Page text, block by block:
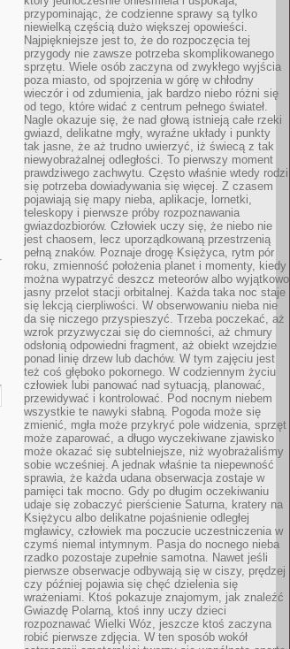
przypominając, że codzienne sprawy są tylko
niewielką częścią dużo większej opowieści.
Najpiękniejsze jest to, że do rozpoczęcia tej
przygody nie zawsze potrzeba skomplikowanego
sprzętu. Wiele osób zaczyna od zwykłego wyjścia
poza miasto, od spojrzenia w górę w chłodny
wieczór i od zdumienia, jak bardzo niebo różni się
od tego, które widać z centrum pełnego świateł.
Nagle okazuje się, że nad głową istnieją całe rzeki
gwiazd, delikatne mgły, wyraźne układy i punkty
tak jasne, że aż trudno uwierzyć, iż świecą z tak
niewyobrażalnej odległości. To pierwszy moment
prawdziwego zachwytu. Często właśnie wtedy rodzi
się potrzeba dowiadywania się więcej. Z czasem
pojawiają się mapy nieba, aplikacje, lornetki,
teleskopy i pierwsze próby rozpoznawania
gwiazdozbiorów. Człowiek uczy się, że niebo nie
jest chaosem, lecz uporządkowaną przestrzenią
pełną znaków. Poznaje drogę Księżyca, rytm pór
roku, zmienność położenia planet i momenty, kiedy
można wypatrzyć deszcz meteorów albo wyjątkowo
jasny przelot stacji orbitalnej. Każda taka noc staje
się lekcją cierpliwości. W obserwowaniu nieba nie
da się niczego przyspieszyć. Trzeba poczekać, aż
wzrok przyzwyczai się do ciemności, aż chmury
odsłonią odpowiedni fragment, aż obiekt wzejdzie
ponad linię drzew lub dachów. W tym zajęciu jest
też coś głęboko pokornego. W codziennym życiu
człowiek lubi panować nad sytuacją, planować,
przewidywać i kontrolować. Pod nocnym niebem
wszystkie te nawyki słabną. Pogoda może się
zmienić, mgła może przykryć pole widzenia, sprzęt
może zaparować, a długo wyczekiwane zjawisko
może okazać się subtelniejsze, niż wyobrażaliśmy
sobie wcześniej. A jednak właśnie ta niepewność
sprawia, że każda udana obserwacja zostaje w
pamięci tak mocno. Gdy po długim oczekiwaniu
udaje się zobaczyć pierścienie Saturna, kratery na
Księżycu albo delikatne pojaśnienie odległej
mgławicy, człowiek ma poczucie uczestniczenia w
czymś niemal intymnym. Pasja do nocnego nieba
rzadko pozostaje zupełnie samotna. Nawet jeśli
pierwsze obserwacje odbywają się w ciszy, prędzej
czy później pojawia się chęć dzielenia się
wrażeniami. Ktoś pokazuje znajomym, jak znaleźć
Gwiazdę Polarną, ktoś inny uczy dzieci
rozpoznawać Wielki Wóz, jeszcze ktoś zaczyna
robić pierwsze zdjęcia. W ten sposób wokół